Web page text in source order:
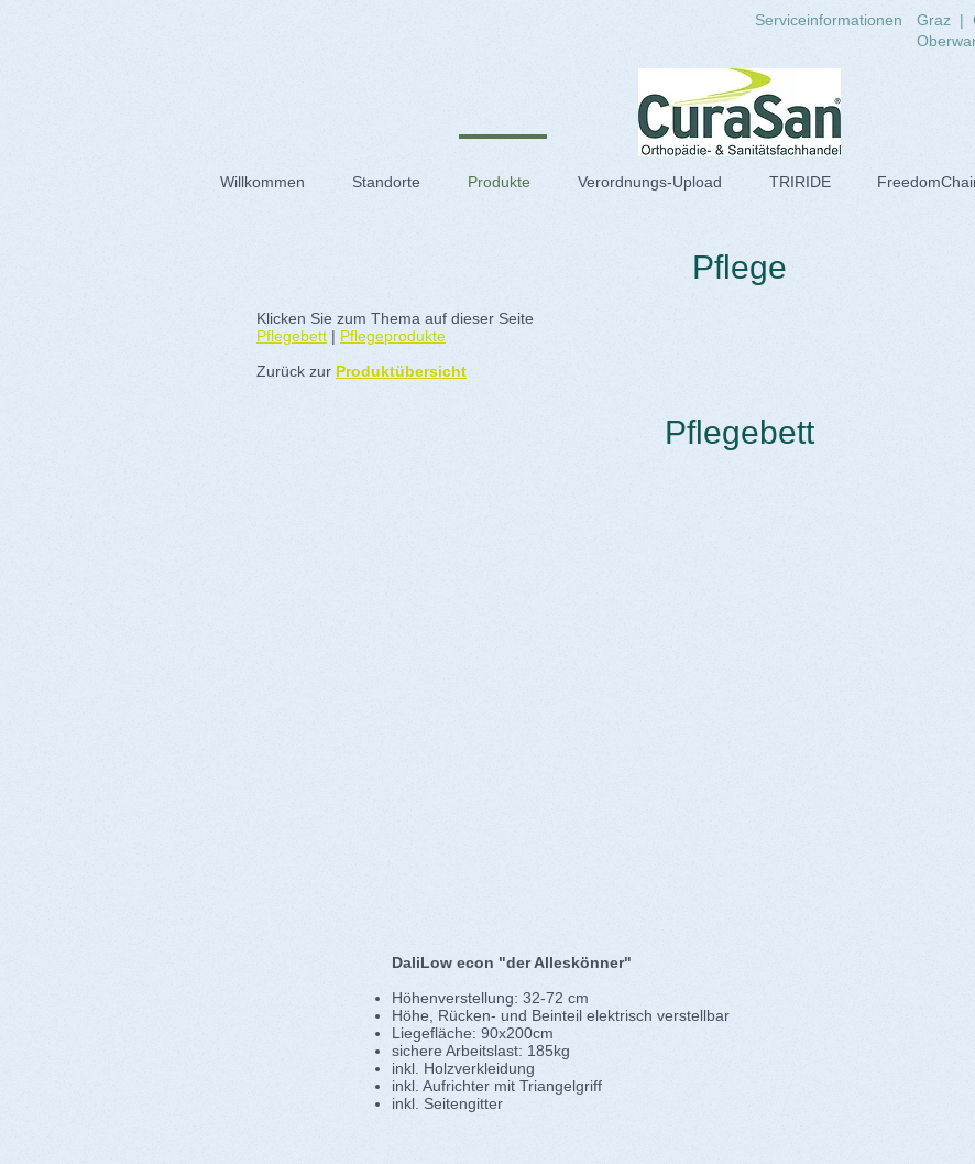
Serviceinformationen Graz |
Willkommen Standorte Produkte Verordnungs-Upload TRIRIDE
Pflege
Klicken Sie zum Thema auf dieser Seite
Pflegebett | Pflegeprodukte
Zurück zur Produktübersicht
Pflegebett
DaliLow econ "der Alleskönner"
Höhenverstellung: 32-72 cm
Höhe, Rücken- und Beinteil elektrisch verstellbar
Liegefläche: 90x200cm
sichere Arbeitslast: 185kg
inkl. Holzverkleidung
inkl. Aufrichter mit Triangelgriff
inkl. Seitengitter